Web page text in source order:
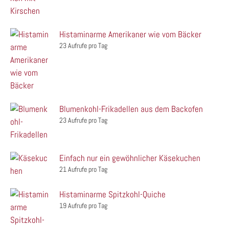
Histaminarme Amerikaner wie vom Bäcker
23 Aufrufe pro Tag
Blumenkohl-Frikadellen aus dem Backofen
23 Aufrufe pro Tag
Einfach nur ein gewöhnlicher Käsekuchen
21 Aufrufe pro Tag
Histaminarme Spitzkohl-Quiche
19 Aufrufe pro Tag